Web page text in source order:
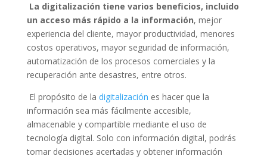
La digitalización tiene varios beneficios, incluido
un acceso más rápido a la información, mejor
experiencia del cliente, mayor productividad, menores
costos operativos, mayor seguridad de información,
automatización de los procesos comerciales y la
recuperación ante desastres, entre otros.
El propósito de la digitalización es hacer que la
información sea más fácilmente accesible,
almacenable y compartible mediante el uso de
tecnología digital. Solo con información digital, podrás
tomar decisiones acertadas y obtener información